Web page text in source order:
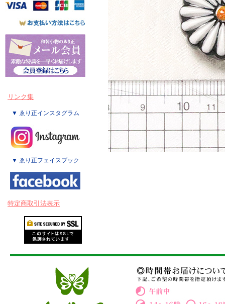
リンク集
▼ ゑり正インスタグラム
▼ ゑり正フェイスブック
特定商取引法表示